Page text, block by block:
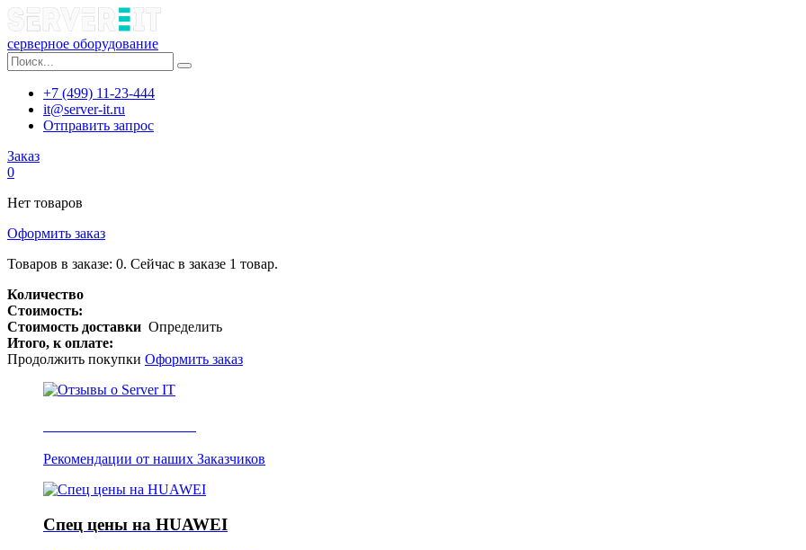
серверное оборудование
+7 (499) 11-23-444
it@server-it.ru
Отправить запрос
Заказ
0
Нет товаров
Оформить заказ
Товаров в заказе: 0. Сейчас в заказе 1 товар.
Количество
Стоимость:
Стоимость доставки Определить
Итого, к оплате:
Продолжить покупки Оформить заказ
Рекомендации от наших Заказчиков
Спец цены на HUAWEI